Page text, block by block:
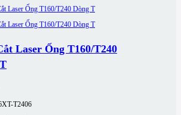
Laser Ống T160/T240
XT-T2406